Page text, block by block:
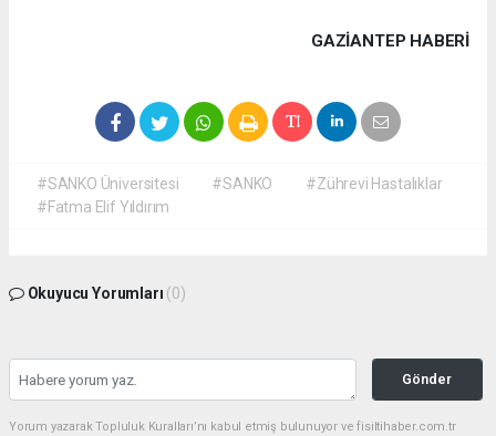
GAZIANTEP HABERİ
#SANKO Üniversitesi #SANKO
#Zührevi Hastalıklar
#Fatma Elif Yıldırım
Okuyucu Yorumları (0)
Gönder
Yorum yazarak Topluluk Kuralları’nı kabul etmiş bulunuyor ve fisiltihaber.com.tr